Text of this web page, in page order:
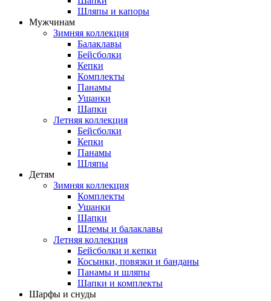
Шляпы и капоры
Мужчинам
Зимняя коллекция
Балаклавы
Бейсболки
Кепки
Комплекты
Панамы
Ушанки
Шапки
Летняя коллекция
Бейсболки
Кепки
Панамы
Шляпы
Детям
Зимняя коллекция
Комплекты
Ушанки
Шапки
Шлемы и балаклавы
Летняя коллекция
Бейсболки и кепки
Косынки, повязки и банданы
Панамы и шляпы
Шапки и комплекты
Шарфы и снуды